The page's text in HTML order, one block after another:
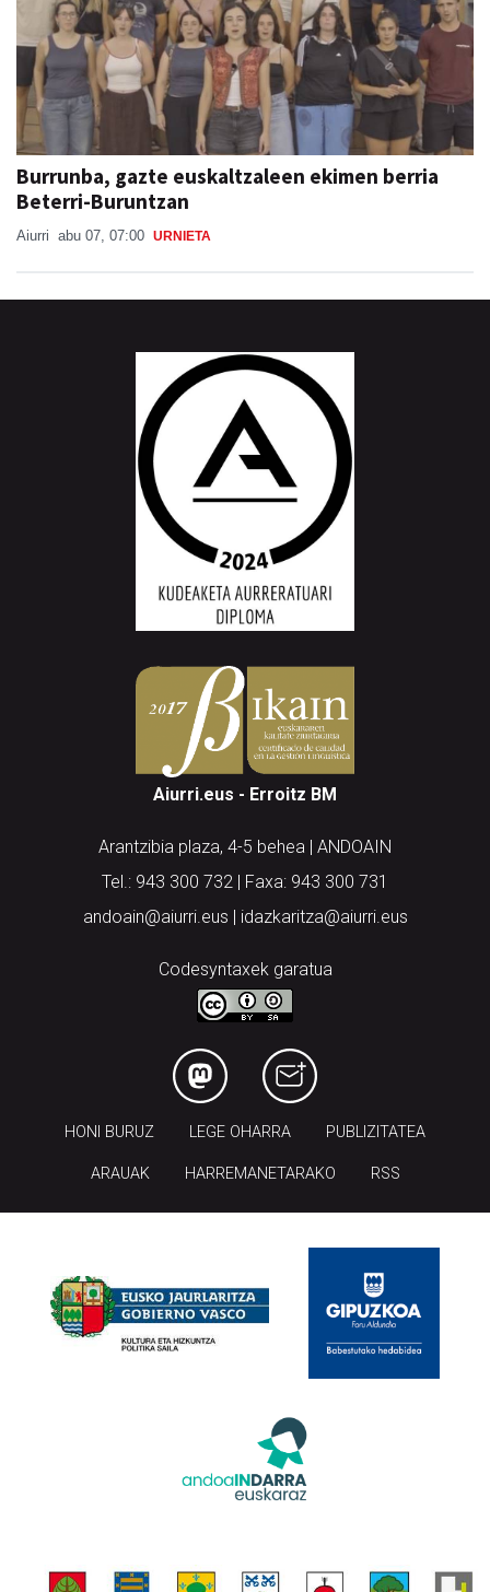
Burrunba, gazte euskaltzaleen ekimen berria
Beterri-Buruntzan
Aiurri abu 07, 07:00 URNIETA
Aiurri.eus - Erroitz BM
Arantzibia plaza, 4-5 behea | ANDOAIN
Tel.: 943 300 732 | Faxa: 943 300 731
andoain@aiurri.eus | idazkaritza@aiurri.eus
Codesyntaxek garatua
HONI BURUZ LEGE OHARRA PUBLIZITATEA
ARAUAK HARREMANETARAKO RSS